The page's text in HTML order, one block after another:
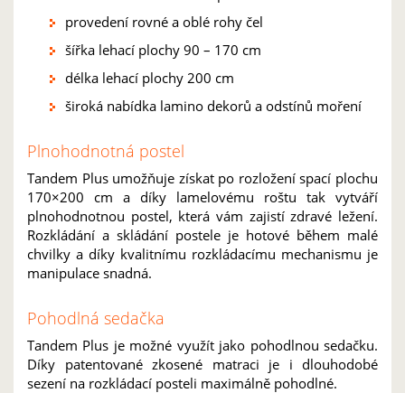
provedení rovné a oblé rohy čel
šířka lehací plochy 90 – 170 cm
délka lehací plochy 200 cm
široká nabídka lamino dekorů a odstínů moření
Plnohodnotná postel
Tandem Plus umožňuje získat po rozložení spací plochu
170×200 cm a díky lamelovému roštu tak vytváří
plnohodnotnou postel, která vám zajistí zdravé ležení.
Rozkládání a skládání postele je hotové během malé
chvilky a díky kvalitnímu rozkládacímu mechanismu je
manipulace snadná.
Pohodlná sedačka
Tandem Plus je možné využít jako pohodlnou sedačku.
Díky patentované zkosené matraci je i dlouhodobé
sezení na rozkládací posteli maximálně pohodlné.